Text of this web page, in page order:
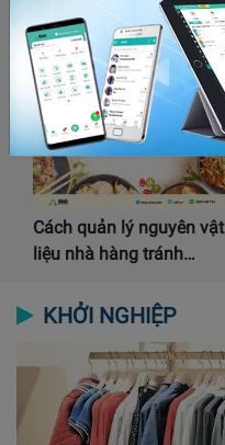
I/2026 hộ kinh doanh…
Cách quản lý nguyên vật
liệu nhà hàng tránh…
KHỞI NGHIỆP